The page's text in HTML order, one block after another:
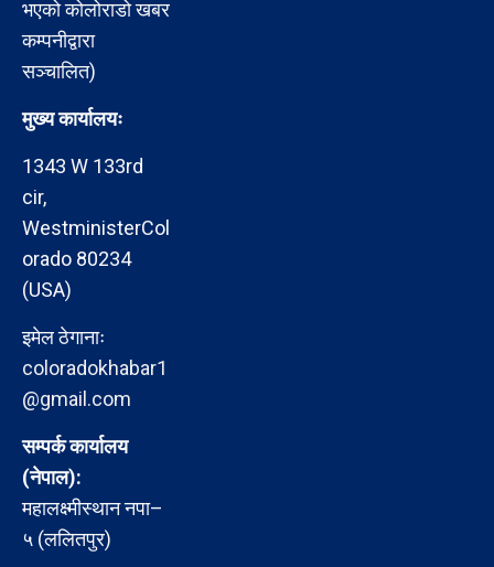
भएको कोलोराडो खबर
कम्पनीद्वारा
सञ्चालित)
मुख्य कार्यालयः
1343 W 133rd
cir,
WestministerCol
orado 80234
(USA)
इमेल ठेगानाः
coloradokhabar1
@gmail.com
सम्पर्क कार्यालय
(नेपाल):
महालक्ष्मीस्थान नपा–
५ (ललितपुर)